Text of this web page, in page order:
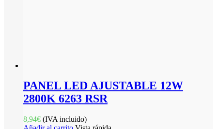
PANEL LED AJUSTABLE 12W
2800K 6263 RSR
8,94€ (IVA incluido)